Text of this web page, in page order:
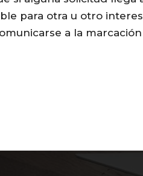
para otra u otro
a la